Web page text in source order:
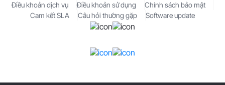
Điều khoản dịch vụ Điều khoản sử dụng
Chính sách bảo mật
Cam kết SLA
Câu hỏi thường gặp Software update